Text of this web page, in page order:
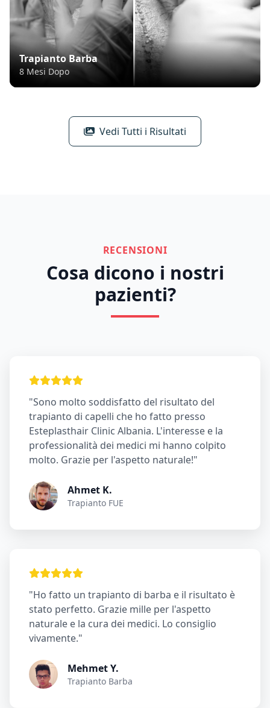
Trapianto Barba
8 Mesi Dopo
Vedi Tutti i Risultati
RECENSIONI
Cosa dicono i nostri
pazienti?
"Sono molto soddisfatto del risultato del
trapianto di capelli che ho fatto presso
Esteplasthair Clinic Albania. L'interesse e la
professionalità dei medici mi hanno colpito
molto. Grazie per l'aspetto naturale!"
Ahmet K.
Trapianto FUE
"Ho fatto un trapianto di barba e il risultato è
stato perfetto. Grazie mille per l'aspetto
naturale e la cura dei medici. Lo consiglio
vivamente."
Mehmet Y.
Trapianto Barba